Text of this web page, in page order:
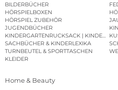
BILDERBÜCHER
HÖRSPIELBOXEN
HÖRSPIEL ZUBEHÖR
JUGENDBÜCHER
SACHBÜCHER & KINDERLEXIKA
TURNBEUTEL & SPORTTASCHEN
KLEIDER
Home & Beauty